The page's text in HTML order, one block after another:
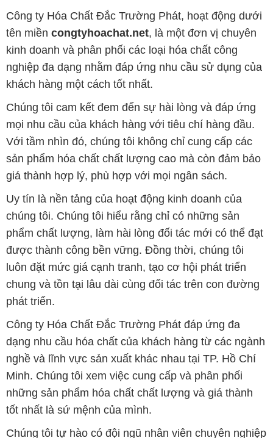
Công ty Hóa Chất Đắc Trường Phát, hoạt động dưới
tên miền congtyhoachat.net, là một đơn vị chuyên
kinh doanh và phân phối các loại hóa chất công
nghiệp đa dạng nhằm đáp ứng nhu cầu sử dụng của
khách hàng một cách tốt nhất.
Chúng tôi cam kết đem đến sự hài lòng và đáp ứng
mọi nhu cầu của khách hàng với tiêu chí hàng đầu.
Với tầm nhìn đó, chúng tôi không chỉ cung cấp các
sản phẩm hóa chất chất lượng cao mà còn đảm bảo
giá thành hợp lý, phù hợp với mọi ngân sách.
Uy tín là nền tảng của hoạt động kinh doanh của
chúng tôi. Chúng tôi hiểu rằng chỉ có những sản
phẩm chất lượng, làm hài lòng đối tác mới có thể đạt
được thành công bền vững. Đồng thời, chúng tôi
luôn đặt mức giá cạnh tranh, tạo cơ hội phát triển
chung và tồn tại lâu dài cùng đối tác trên con đường
phát triển.
Công ty Hóa Chất Đắc Trường Phát đáp ứng đa
dạng nhu cầu hóa chất của khách hàng từ các ngành
nghề và lĩnh vực sản xuất khác nhau tại TP. Hồ Chí
Minh. Chúng tôi xem việc cung cấp và phân phối
những sản phẩm hóa chất chất lượng và giá thành
tốt nhất là sứ mệnh của mình.
Chúng tôi tự hào có đội ngũ nhân viên chuyên nghiệp